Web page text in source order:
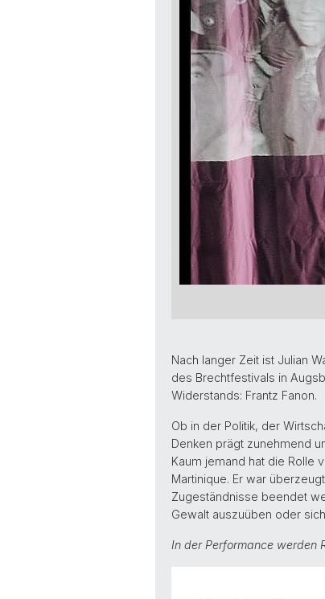
Nach langer Zeit ist Julian
des Brechtfestivals in
Widerstands: Frantz Fanon.
Ob in der Politik, der
Denken prägt zunehmend
Kaum jemand hat die Rolle
Martinique. Er war
Zugeständnisse beendet
Gewalt auszuüben oder
In der Performance werden